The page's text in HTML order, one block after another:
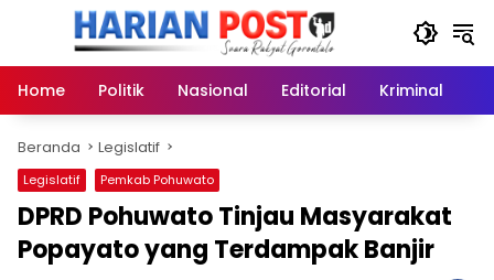
Home
Politik Nasional Editorial Kriminal
Beranda Legislatif
Legislatif Pemkab Pohuwato
DPRD Pohuwato Tinjau Masyarakat
Popayato yang Terdampak Banjir